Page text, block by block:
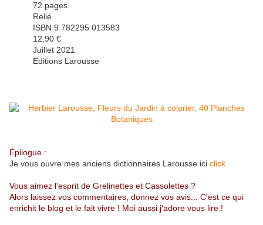
72 pages
Relié
ISBN 9 782295 013583
12,90 €
Juillet 2021
Editions Larousse
Épilogue :
Je vous ouvre mes anciens dictionnaires Larousse ici click
Vous aimez l'esprit de Grelinettes et Cassolettes ?
Alors laissez vos commentaires, donnez vos avis... C'est ce qui
enrichit le blog et le fait vivre ! Moi aussi j'adore vous lire !